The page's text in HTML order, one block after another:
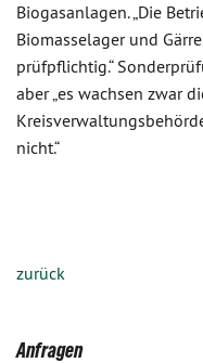
Biogasanlagen. „Die
Biomasselager und
prüfpflichtig.“
aber „es wachsen zwar
nicht.“
zurück
Anfragen